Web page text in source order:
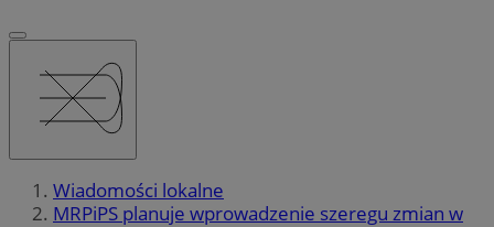
Wiadomości lokalne
MRPiPS planuje wprowadzenie szeregu zmian w